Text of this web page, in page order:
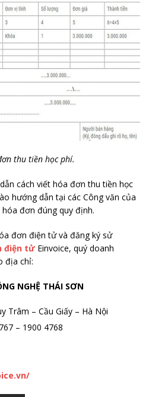
thu tiền học phí.
cách viết hóa đơn thu tiền học
hướng dẫn tại các Công văn của
đơn đúng quy định.
đơn điện tử và đăng ký sử
điện tửEinvoice, quý doanh
địa chỉ:
NGHỆ THÁI SƠN
Trâm – Cầu Giấy – Hà Nội
– 1900 4768